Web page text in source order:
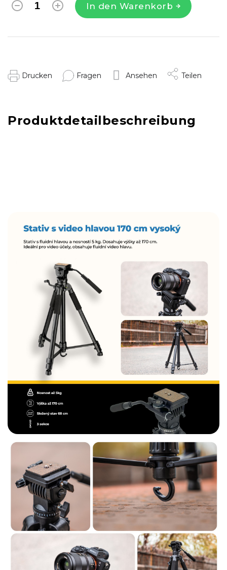
In den Warenkorb
Drucken Fragen Ansehen Teilen
Produktdetailbeschreibung